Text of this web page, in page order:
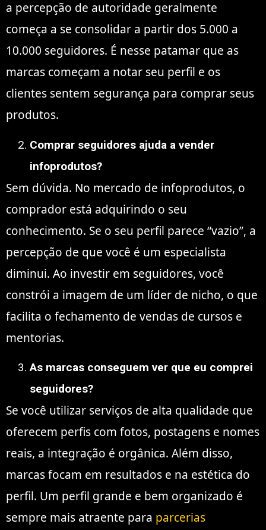
a percepção de autoridade geralmente
começa a se consolidar a partir dos 5.000 a
10.000 seguidores. É nesse patamar que as
marcas começam a notar seu perfil e os
clientes sentem segurança para comprar seus
produtos.
Comprar seguidores ajuda a vender
infoprodutos?
Sem dúvida. No mercado de infoprodutos, o
comprador está adquirindo o seu
conhecimento. Se o seu perfil parece “vazio”, a
percepção de que você é um especialista
diminui. Ao investir em seguidores, você
constrói a imagem de um líder de nicho, o que
facilita o fechamento de vendas de cursos e
mentorias.
As marcas conseguem ver que eu comprei
seguidores?
Se você utilizar serviços de alta qualidade que
oferecem perfis com fotos, postagens e nomes
reais, a integração é orgânica. Além disso,
marcas focam em resultados e na estética do
perfil. Um perfil grande e bem organizado é
sempre mais atraente para parcerias